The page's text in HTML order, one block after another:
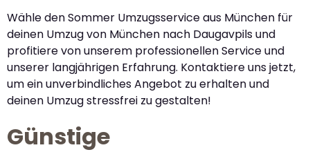
Wähle den Sommer Umzugsservice aus München für
deinen Umzug von München nach Daugavpils und
profitiere von unserem professionellen Service und
unserer langjährigen Erfahrung. Kontaktiere uns jetzt,
um ein unverbindliches Angebot zu erhalten und
deinen Umzug stressfrei zu gestalten!
Günstige